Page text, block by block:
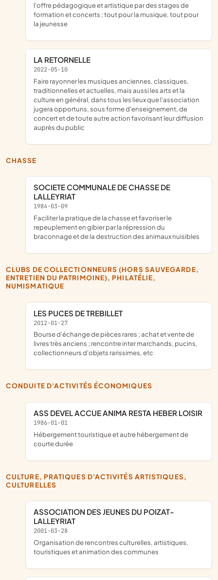
l'offre pédagogique et artistique par des stages de
formation et concerts ; tout pour la musique, tout pour
la jeunesse
LA RETORNELLE
2022-05-10
faire rayonner les musiques anciennes, classiques,
traditionnelles et actuelles, mais aussi les arts et la
culture en général, dans tous les lieux que l'association
jugera opportuns, sous forme d'enseignement, de
concert et de toute autre action favorisant leur diffusion
auprès du public
CHASSE
SOCIETE COMMUNALE DE CHASSE DE
LALLEYRIAT
1984-03-09
faciliter la pratique de la chasse et favoriser le
repeuplement en gibier par la répression du
braconnage et de la destruction des animaux nuisibles
CLUBS DE COLLECTIONNEURS (HORS SAUVEGARDE,
ENTRETIEN DU PATRIMOINE), PHILATÉLIE,
NUMISMATIQUE
LES PUCES DE TREBILLET
2012-01-27
bourse d'échange de pièces rares ; achat et vente de
livres très anciens ; rencontre inter marchands, pucins,
collectionneurs d'objets rarissimes, etc
CONDUITE D'ACTIVITÉS ÉCONOMIQUES
ASS DEVEL ACCUE ANIMA RESTA HEBER LOISIR
1986-01-01
Hébergement touristique et autre hébergement de
courte durée
CULTURE, PRATIQUES D'ACTIVITÉS ARTISTIQUES,
CULTURELLES
ASSOCIATION DES JEUNES DU POIZAT-
LALLEYRIAT
2001-03-28
organisation de rencontres culturelles, artistiques,
touristiques et animation des communes